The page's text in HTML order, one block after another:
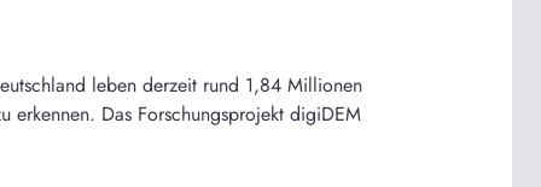
leben derzeit rund 1,84 Millionen
erkennen. Das Forschungsprojekt digiDEM